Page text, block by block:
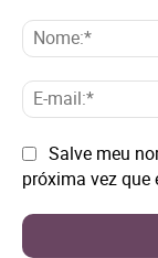
Site: Salve meu
próxima vez que